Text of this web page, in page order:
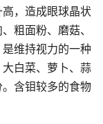
，造成眼球晶状
粗面粉、磨菇、
维持视力的一种
白菜、萝卜、蒜
含钼较多的食物